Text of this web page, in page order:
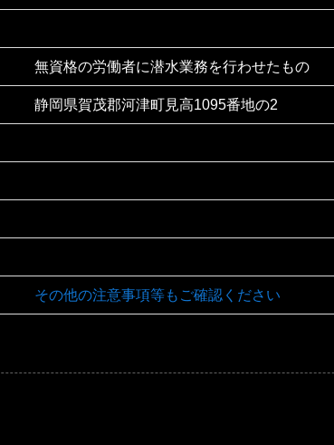
無資格の労働者に潜水業務を行わせたもの
静岡県賀茂郡河津町見高1095番地の2
その他の注意事項等もご確認ください